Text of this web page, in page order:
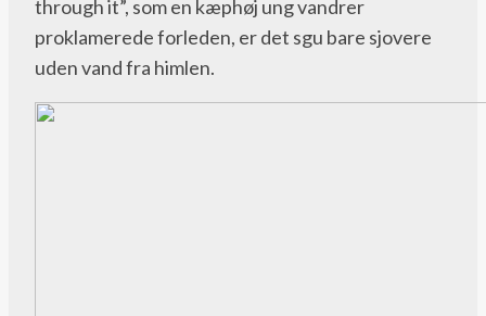
through it”, som en kæphøj ung vandrer
proklamerede forleden, er det sgu bare sjovere
uden vand fra himlen.